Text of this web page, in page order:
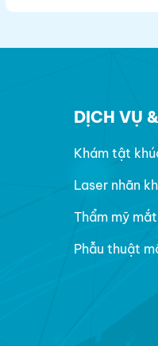
nghiêm trọng đến
DỊCH VỤ
Khám tật
Laser nhãn
Thẩm mỹ mắt
Phẫu thuật